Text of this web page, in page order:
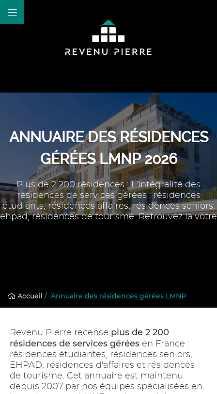
ANNUAIRE DES RÉSIDENCES
GÉRÉES LMNP 2026
Plus de 2 200 résidences : L'intégralité des
résidences de services gérées : résidences
étudiants, résidences affaires, résidences seniors,
ehpad, résidences de tourisme. Retrouvez la votre
Accueil / Annuaire des résidences gérées LMNP
Revenu Pierre recense plus de 2 200
résidences de services gérées en France :
résidences étudiantes, résidences seniors,
EHPAD, résidences d'affaires et résidences
de tourisme. Cet annuaire est maintenu
depuis 2007 par nos équipes spécialisées en